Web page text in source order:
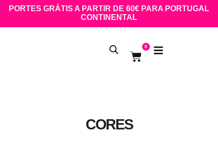
PORTES GRÁTIS A PARTIR DE 60€ PARA PORTUGAL
CONTINENTAL
0
CORES